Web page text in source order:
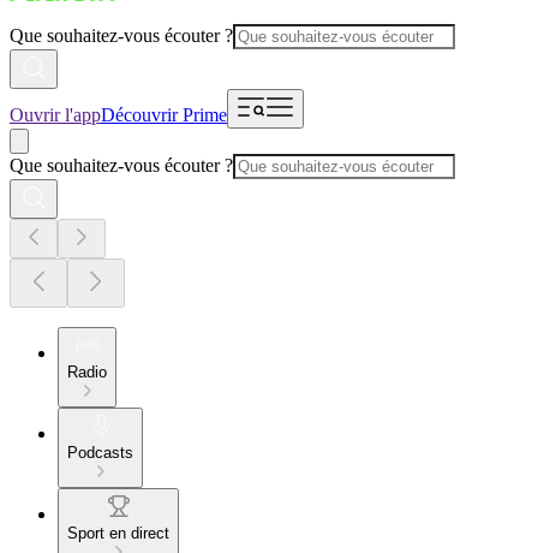
Que souhaitez-vous écouter ?
Ouvrir l'appDécouvrir Prime
Que souhaitez-vous écouter ?
Radio
Podcasts
Sport en direct